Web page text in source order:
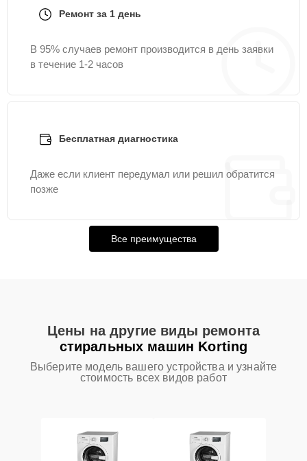
Ремонт за 1 день
В 95% случаев ремонт производится в день заявки
в течение 1-2 часов
Бесплатная диагностика
Даже если клиент передумал или решил обратится
позже
Все преимущества
Цены на другие виды ремонта
стиральных машин Korting
Выберите модель вашего устройства и узнайте
стоимость всех видов работ